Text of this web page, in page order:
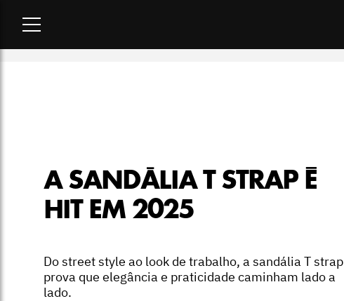
A SANDÁLIA T STRAP É
HIT EM 2025
Do street style ao look de trabalho, a sandália T strap
prova que elegância e praticidade caminham lado a
lado.